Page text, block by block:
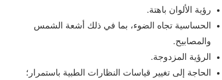
رؤية الألوان باهتة.
الحساسية تجاه الضوء، بما في ذلك أشعة الشمس
والمصابيح.
الرؤية المزدوجة.
الحاجة إلى تغيير قياسات النظارات الطبية باستمرار؛